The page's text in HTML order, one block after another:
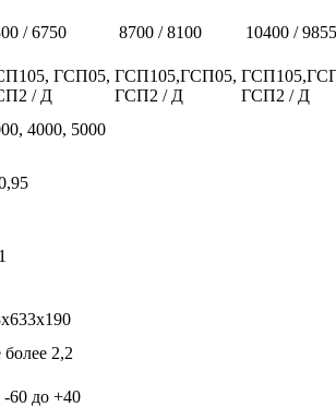
/ 6750 8700 / 8100 10400 / 9855
ГСП05,
/ Д
ГСП105,ГСП05,
ГСП2 / Д
ГСП2 / Д
4000, 5000
более 2,2
-60 до +40